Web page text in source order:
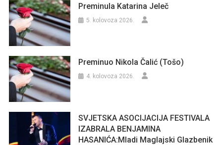
Preminula Katarina Jeleč
5. kolovoza 2026.
Preminuo Nikola Čalić (Tošo)
4. kolovoza 2026.
SVJETSKA ASOCIJACIJA FESTIVALA
IZABRALA BENJAMINA
HASANIĆA:Mladi Maglajski Glazbenik